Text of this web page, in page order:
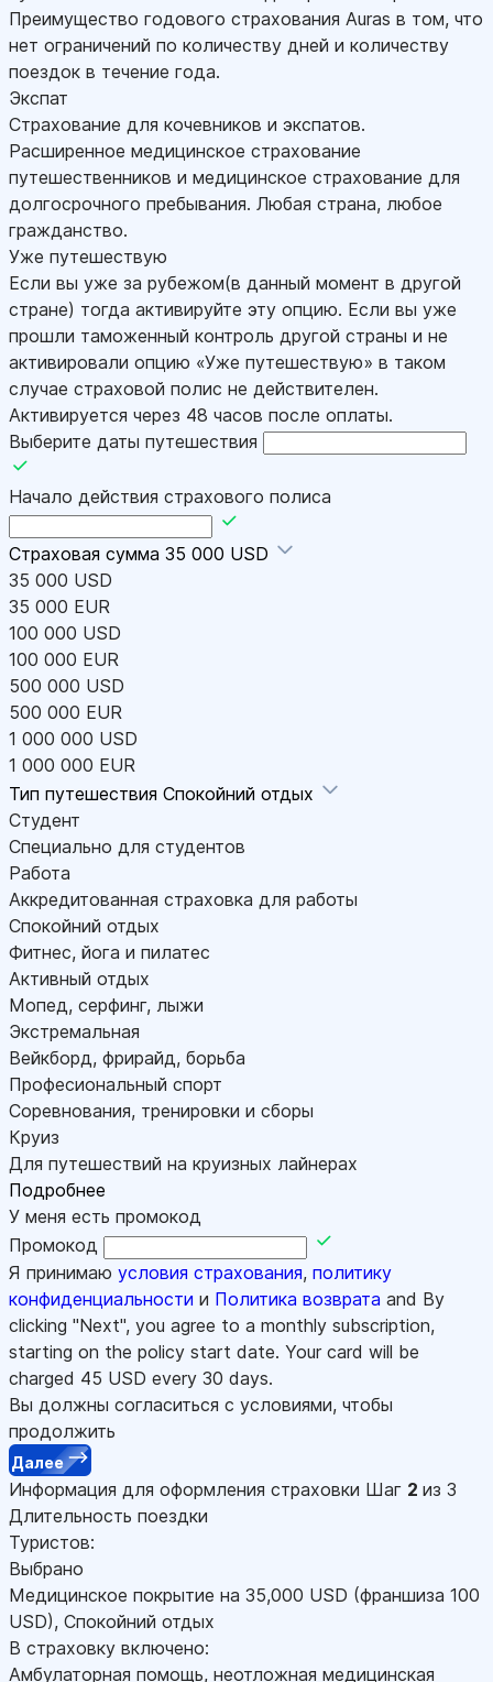
Преимущество годового страхования Auras в том, что
нет ограничений по количеству дней и количеству
поездок в течение года.
Экспат
Страхование для кочевников и экспатов.
Расширенное медицинское страхование
путешественников и медицинское страхование для
долгосрочного пребывания. Любая страна, любое
гражданство.
Уже путешествую
Если вы уже за рубежом(в данный момент в другой
стране) тогда активируйте эту опцию. Если вы уже
прошли таможенный контроль другой страны и не
активировали опцию «Уже путешествую» в таком
случае страховой полис не действителен.
Активируется через 48 часов после оплаты.
Выберите даты путешествия
Начало действия страхового полиса
Страховая сумма 35 000 USD
35 000 USD
35 000 EUR
100 000 USD
100 000 EUR
500 000 USD
500 000 EUR
1 000 000 USD
1 000 000 EUR
Тип путешествия Спокойний отдых
Студент
Специально для студентов
Работа
Аккредитованная страховка для работы
Спокойний отдых
Фитнес, йога и пилатес
Активный отдых
Мопед, серфинг, лыжи
Экстремальная
Вейкборд, фрирайд, борьба
Професиональный спорт
Соревнования, тренировки и сборы
Круиз
Для путешествий на круизных лайнерах
Подробнее
У меня есть промокод
Промокод
Я принимаю условия страхования, политику
конфиденциальности и Политика возврата and By
clicking "Next", you agree to a monthly subscription,
starting on the policy start date. Your card will be
charged 45 USD every 30 days.
Вы должны согласиться с условиями, чтобы
продолжить
Далее
Информация для оформления страховки Шаг 2 из 3
Длительность поездки
Туристов:
Выбрано
Медицинское покрытие на 35,000 USD (франшиза 100
USD), Спокойний отдых
В страховку включено:
Амбулаторная помощь, неотложная медицинская